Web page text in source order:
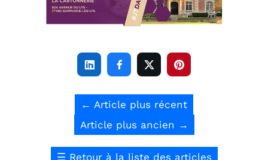
   
← Article plus récent
Article plus ancien →
☰ Retour à la liste des articles